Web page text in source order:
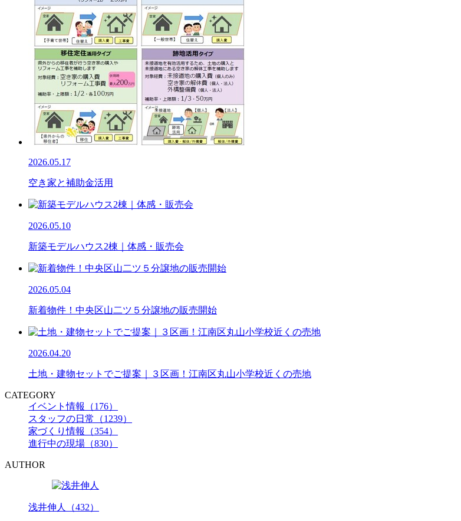
2026.05.17
空き家と補助金活用
2026.05.10
新築モデルハウス2棟｜体感・販売会
2026.05.04
新着物件！中央区山二ツ５分譲地の販売開始
2026.04.20
土地・建物セットでご提案｜３区画！江南区丸山小学校近くの売地
CATEGORY
イベント情報（176）
スタッフの日常（1239）
家づくり情報（354）
進行中の現場（830）
AUTHOR
浅井伸人（432）